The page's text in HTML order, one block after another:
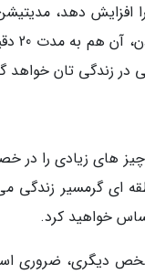
در زندگی تان
های زیادی را در
ای گرمسیر
خواهید کرد.
دیگری، ضروری